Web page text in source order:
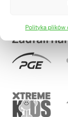
Polityka plików
Zaufali